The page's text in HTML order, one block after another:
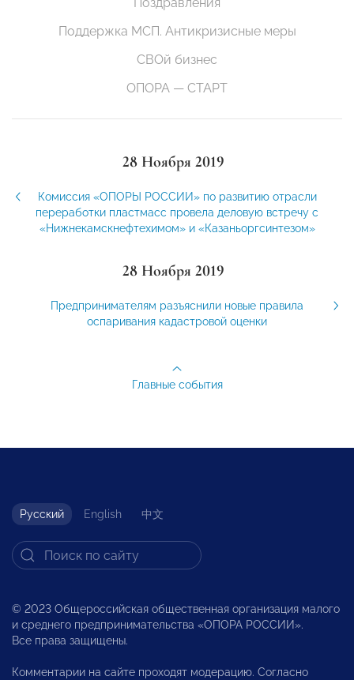
Поддержка МСП. Антикризисные меры
СВОй бизнес
ОПОРА — СТАРТ
28 Ноября 2019
Комиссия «ОПОРЫ РОССИИ» по развитию отрасли
переработки пластмасс провела деловую встречу с
«Нижнекамскнефтехимом» и «Казаньоргсинтезом»
28 Ноября 2019
Предпринимателям разъяснили новые правила
оспаривания кадастровой оценки
Главные события
Русский English 中文
© 2023 Общероссийская общественная организация малого
и среднего предпринимательства «ОПОРА РОССИИ».
Все права защищены.
Комментарии на сайте проходят модерацию. Согласно